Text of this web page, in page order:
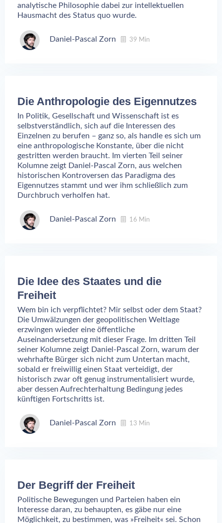
analytische Philosophie dabei zur intellektuellen
Hausmacht des Status quo wurde.
Daniel-Pascal Zorn 39 Min
Die Anthropologie des Eigennutzes
In Politik, Gesellschaft und Wissenschaft ist es
selbstverständlich, sich auf die Interessen des
Einzelnen zu berufen – ganz so, als handle es sich um
eine anthropologische Konstante, über die nicht
gestritten werden braucht. Im vierten Teil seiner
Kolumne zeigt Daniel-Pascal Zorn, aus welchen
historischen Kontroversen das Paradigma des
Eigennutzes stammt und wer ihm schließlich zum
Durchbruch verholfen hat.
Daniel-Pascal Zorn 16 Min
Die Idee des Staates und die
Freiheit
Wem bin ich verpflichtet? Mir selbst oder dem Staat?
Die Umwälzungen der geopolitischen Weltlage
erzwingen wieder eine öffentliche
Auseinandersetzung mit dieser Frage. Im dritten Teil
seiner Kolumne zeigt Daniel-Pascal Zorn, warum der
wehrhafte Bürger sich nicht zum Untertan macht,
sobald er freiwillig einen Staat verteidigt, der
historisch zwar oft genug instrumentalisiert wurde,
aber dessen Aufrechterhaltung Bedingung jedes
künftigen Fortschritts ist.
Daniel-Pascal Zorn 13 Min
Der Begriff der Freiheit
Politische Bewegungen und Parteien haben ein
Interesse daran, zu behaupten, es gäbe nur eine
Möglichkeit, zu bestimmen, was »Freiheit« sei. Schon